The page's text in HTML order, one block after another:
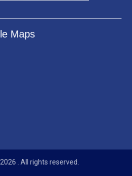
Maps
. All rights reserved.